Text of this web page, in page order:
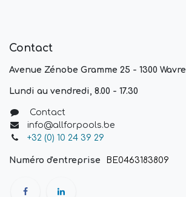
Contact
Avenue Zénobe Gramme 25 - 1300 Wavre
Lundi au vendredi, 8.00 - 17.30
Contact
info@allforpools.be
+32 (0) 10 24 39 29
Numéro d'entreprise BE0463183809